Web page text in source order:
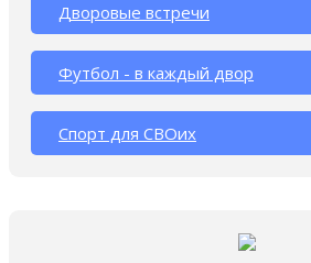
Дворовые встречи
Футбол - в каждый двор
Спорт для СВОих